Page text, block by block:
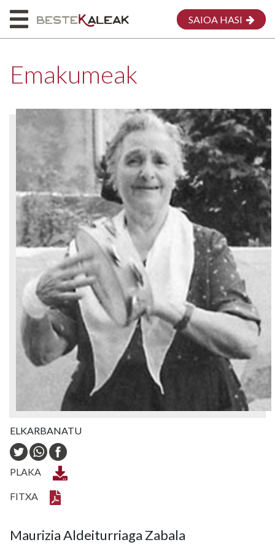
HONI BURUZ
EMAKUMEAK
MEG
EKARPENA EGIN
SAIOA HASI
Emakumeak
ELKARBANATU
PLAKA
FITXA
Maurizia Aldeiturriaga Zabala